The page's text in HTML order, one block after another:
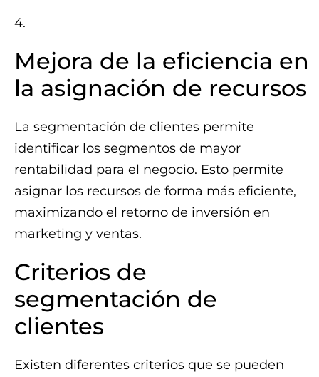
4.
Mejora de la eficiencia en
la asignación de recursos
La segmentación de clientes permite
identificar los segmentos de mayor
rentabilidad para el negocio. Esto permite
asignar los recursos de forma más eficiente,
maximizando el retorno de inversión en
marketing y ventas.
Criterios de
segmentación de
clientes
Existen diferentes criterios que se pueden